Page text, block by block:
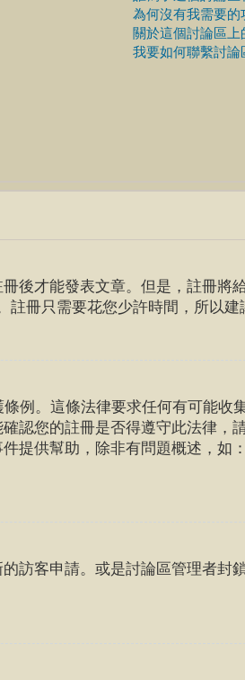
為何沒有我需要的
關於這個討論區上
我要如何聯繫討論
後才能發表文章。但是，註冊將
冊只需要花您少許時間，所以建
例。這條法律要求任何有可能
認您的註冊是否得遵守此法律，
提供幫助，除非有問題概述，如
訪客申請。或是討論區管理者